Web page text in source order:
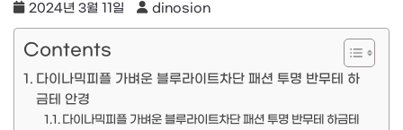
2024년 3월 11일 dinosion
Contents
다이나믹피플 가벼운 블루라이트차단 패션 투명 반무테 하
금테 안경
다이나믹피플 가벼운 블루라이트차단 패션 투명 반무테 하금테